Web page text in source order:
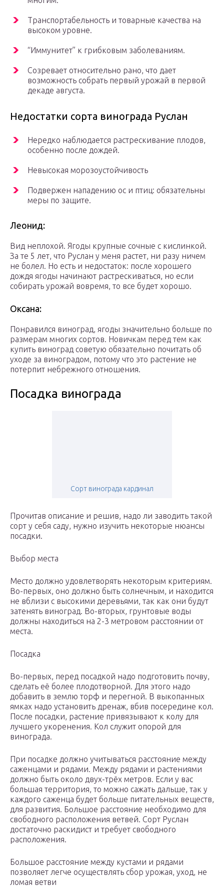
Транспортабельность и товарные качества на
высоком уровне.
“Иммунитет” к грибковым заболеваниям.
Созревает относительно рано, что дает
возможность собрать первый урожай в первой
декаде августа.
Недостатки сорта винограда Руслан
Нередко наблюдается растрескивание плодов,
особенно после дождей.
Невысокая морозоустойчивость
Подвержен нападению ос и птиц: обязательны
меры по защите.
Леонид:
Вид неплохой. Ягоды крупные сочные с кислинкой.
За те 5 лет, что Руслан у меня растет, ни разу ничем
не болел. Но есть и недостаток: после хорошего
дождя ягоды начинают растрескиваться, но если
собирать урожай вовремя, то все будет хорошо.
Оксана:
Понравился виноград, ягоды значительно больше по
размерам многих сортов. Новичкам перед тем как
купить виноград советую обязательно почитать об
уходе за виноградом, потому что это растение не
потерпит небрежного отношения.
Посадка винограда
Сорт винограда кардинал
Прочитав описание и решив, надо ли заводить такой
сорт у себя саду, нужно изучить некоторые нюансы
посадки.
Выбор места
Место должно удовлетворять некоторым критериям.
Во-первых, оно должно быть солнечным, и находится
не вблизи с высокими деревьями, так как они будут
затенять виноград. Во-вторых, грунтовые воды
должны находиться на 2-3 метровом расстоянии от
места.
Посадка
Во-первых, перед посадкой надо подготовить почву,
сделать её более плодотворной. Для этого надо
добавить в землю торф и перегной. В выкопанных
ямках надо установить дренаж, вбив посередине кол.
После посадки, растение привязывают к колу для
лучшего укоренения. Кол служит опорой для
винограда.
При посадке должно учитываться расстояние между
саженцами и рядами. Между рядами и растениями
должно быть около двух-трёх метров. Если у вас
большая территория, то можно сажать дальше, так у
каждого саженца будет больше питательных веществ,
для развития. Большое расстояние необходимо для
свободного расположения ветвей. Сорт Руслан
достаточно раскидист и требует свободного
расположения.
Большое расстояние между кустами и рядами
позволяет легче осуществлять сбор урожая, уход, не
ломая ветви